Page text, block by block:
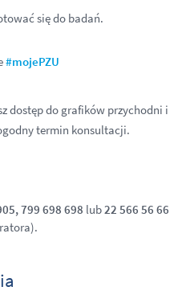
się do badań.
#mojePZU
dostęp do grafików przychodni i
termin konsultacji.
799 698 698 lub22 566 56 66